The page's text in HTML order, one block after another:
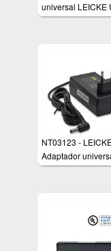
universal LEICKE
9V 3A , 27Watt
NT03123 -
Adaptador
12V 3A 36 Vatios